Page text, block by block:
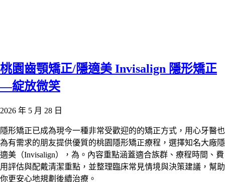
桃園齒顎矯正/隱適美 Invisalign 隱形矯正
—綻放微笑
2026 年 5 月 28 日
隱形矯正已成為現今一種非常受歡迎的的矯正方式，用心牙醫也
為有需求的朋友提供優質的桃園隱形矯正療程，選擇知名大廠隱
適美（Invisalign），為。內容重點涵蓋適合族群、療程時間、費
用評估與配戴清潔重點，並整理臨床常見情境與決策建議，幫助
你更安心地規劃後續治療。